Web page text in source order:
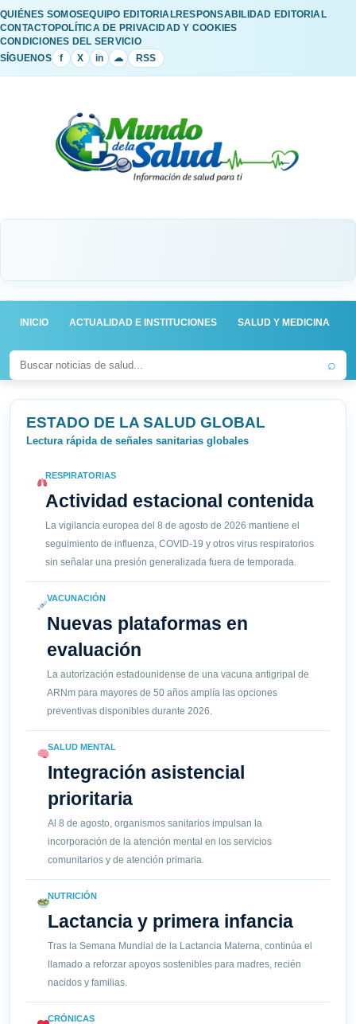
QUIÉNES SOMOSEQUIPO EDITORIALRESPONSABILIDAD EDITORIAL
CONTACTOPOLÍTICA DE PRIVACIDAD Y COOKIES
CONDICIONES DEL SERVICIO
SÍGUENOS
f X in ☁ RSS
INICIO ACTUALIDAD E INSTITUCIONES SALUD Y MEDICINA
⌕
ESTADO DE LA SALUD GLOBAL
Lectura rápida de señales sanitarias globales
RESPIRATORIAS
Actividad estacional contenida
La vigilancia europea del 8 de agosto de 2026 mantiene el
seguimiento de influenza, COVID-19 y otros virus respiratorios
sin señalar una presión generalizada fuera de temporada.
VACUNACIÓN
Nuevas plataformas en
evaluación
La autorización estadounidense de una vacuna antigripal de
ARNm para mayores de 50 años amplía las opciones
preventivas disponibles durante 2026.
SALUD MENTAL
Integración asistencial
prioritaria
Al 8 de agosto, organismos sanitarios impulsan la
incorporación de la atención mental en los servicios
comunitarios y de atención primaria.
NUTRICIÓN
Lactancia y primera infancia
Tras la Semana Mundial de la Lactancia Materna, continúa el
llamado a reforzar apoyos sostenibles para madres, recién
nacidos y familias.
CRÓNICAS